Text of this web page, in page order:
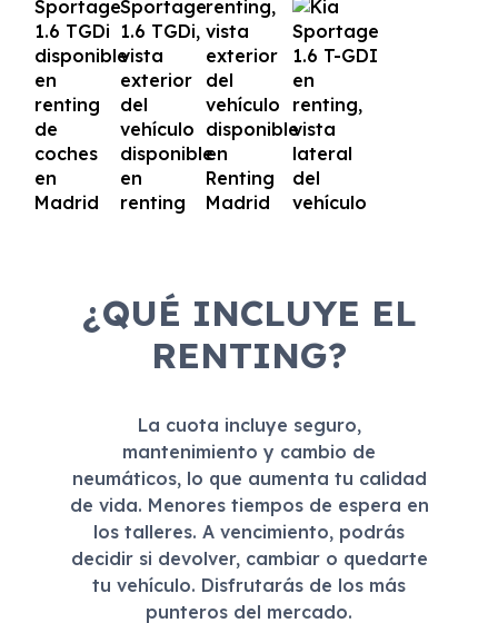
¿QUÉ INCLUYE EL
RENTING?
La cuota incluye seguro,
mantenimiento y cambio de
neumáticos, lo que aumenta tu calidad
de vida. Menores tiempos de espera en
los talleres. A vencimiento, podrás
decidir si devolver, cambiar o quedarte
tu vehículo. Disfrutarás de los más
punteros del mercado.